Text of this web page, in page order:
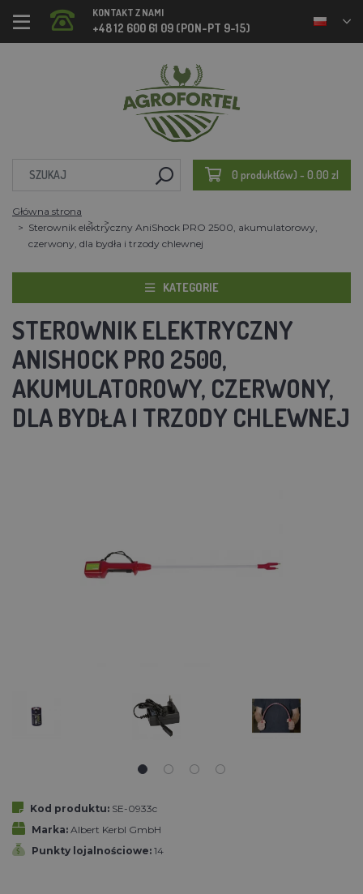
KONTAKT Z NAMI
+48 12 600 61 09 (PON-PT 9-15)
0 produkt(ów) - 0.00 zl
Główna strona
Sterownik elektryczny AniShock PRO 2500, akumulatorowy,
czerwony, dla bydła i trzody chlewnej
KATEGORIE
STEROWNIK ELEKTRYCZNY
ANISHOCK PRO 2500,
AKUMULATOROWY, CZERWONY,
DLA BYDŁA I TRZODY CHLEWNEJ
Kod produktu: SE-0933c
Marka: Albert Kerbl GmbH
Punkty lojalnościowe: 14